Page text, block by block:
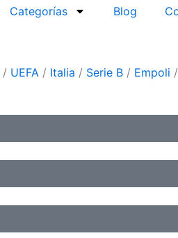
Categorías Blog
/ UEFA / Italia / Serie B / Empoli